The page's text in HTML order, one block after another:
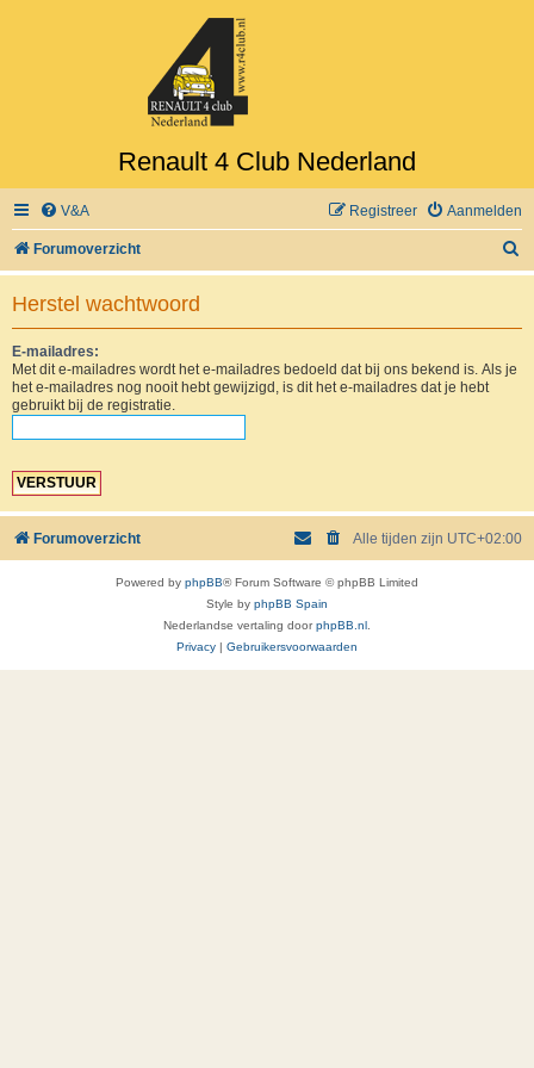
Renault 4 Club Nederland
V&A Aanmelden
Registreer
Forumoverzicht
o
Herstel wachtwoord
E-mailadres:
Met dit e-mailadres wordt het e-mailadres bedoeld dat bij ons bekend is. Als je
het e-mailadres nog nooit hebt gewijzigd, is dit het e-mailadres dat je hebt
gebruikt bij de registratie.
Forumoverzicht Alle tijden zijn UTC+02:00
Powered by phpBB® Forum Software © phpBB Limited
Style by phpBB Spain
Nederlandse vertaling doorphpBB.nl .
Privacy
Gebruikersvoorwaarden